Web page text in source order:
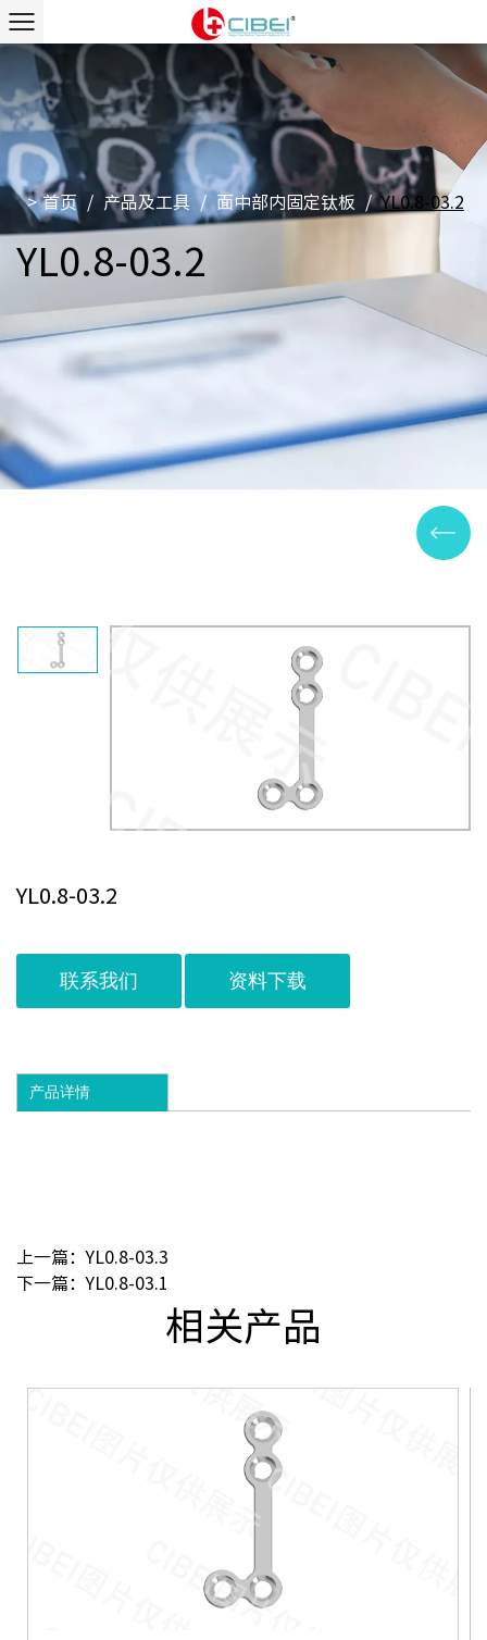
> 首页 / 产品及工具 / 面中部内固定钛板 / YL0.8-03.2
YL0.8-03.2
YL0.8-03.2
联系我们 资料下载
产品详情
上一篇：YL0.8-03.3
下一篇：YL0.8-03.1
相关产品